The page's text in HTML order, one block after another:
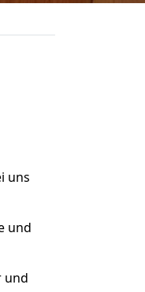
uns
und
und